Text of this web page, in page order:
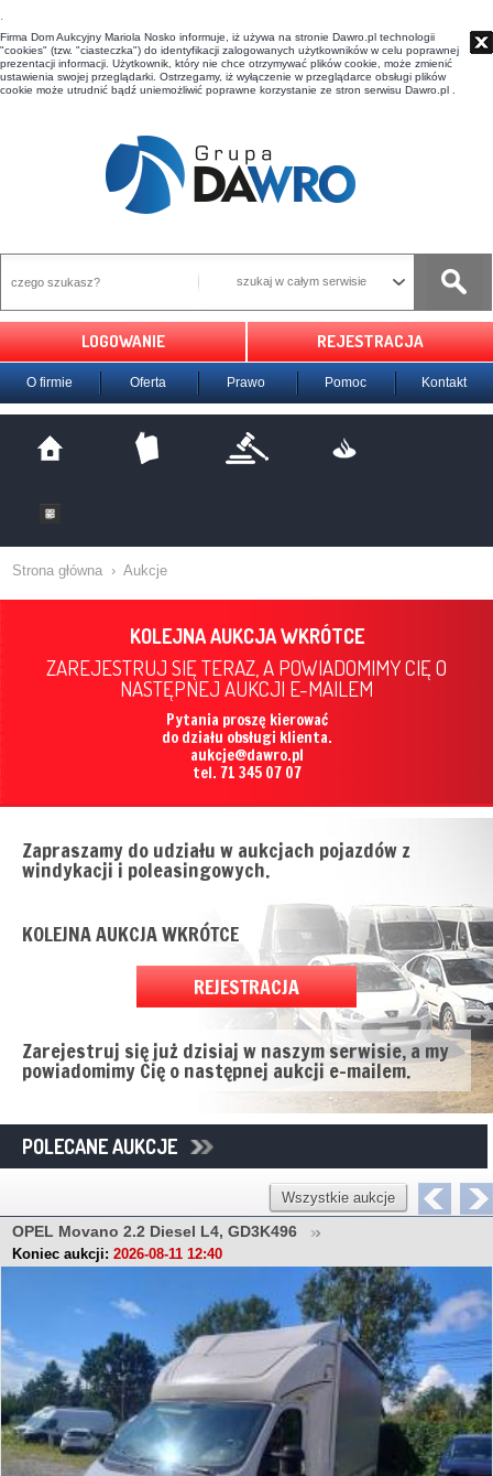
t
Firma Dom Aukcyjny Mariola Nosko informuje, iż używa na stronie Dawro.pl technologii
"cookies" (tzw. "ciasteczka") do identyfikacji zalogowanych użytkowników w celu poprawnej
prezentacji informacji. Użytkownik, który nie chce otrzymywać plików cookie, może zmienić
ustawienia swojej przeglądarki. Ostrzegamy, iż wyłączenie w przeglądarce obsługi plików
cookie może utrudnić bądź uniemożliwić poprawne korzystanie ze stron serwisu Dawro.pl .
szukaj w całym serwisie
LOGOWANIE REJESTRACJA
O firmie Oferta Prawo Pomoc Kontakt
Strona główna › Aukcje
KOLEJNA AUKCJA WKRÓTCE
ZAREJESTRUJ SIĘ TERAZ, A POWIADOMIMY CIĘ O
NASTĘPNEJ AUKCJI E-MAILEM
Pytania proszę kierować
do działu obsługi klienta.
aukcje@dawro.pl
tel. 71 345 07 07
Zapraszamy do udziału w aukcjach pojazdów z
windykacji i poleasingowych.
KOLEJNA AUKCJA WKRÓTCE
REJESTRACJA
Zarejestruj się już dzisiaj w naszym serwisie, a my
powiadomimy Cię o następnej aukcji e-mailem.
POLECANE AUKCJE
Wszystkie aukcje
OPEL Movano 2.2 Diesel L4, GD3K496
Koniec aukcji: 2026-08-11 12:40